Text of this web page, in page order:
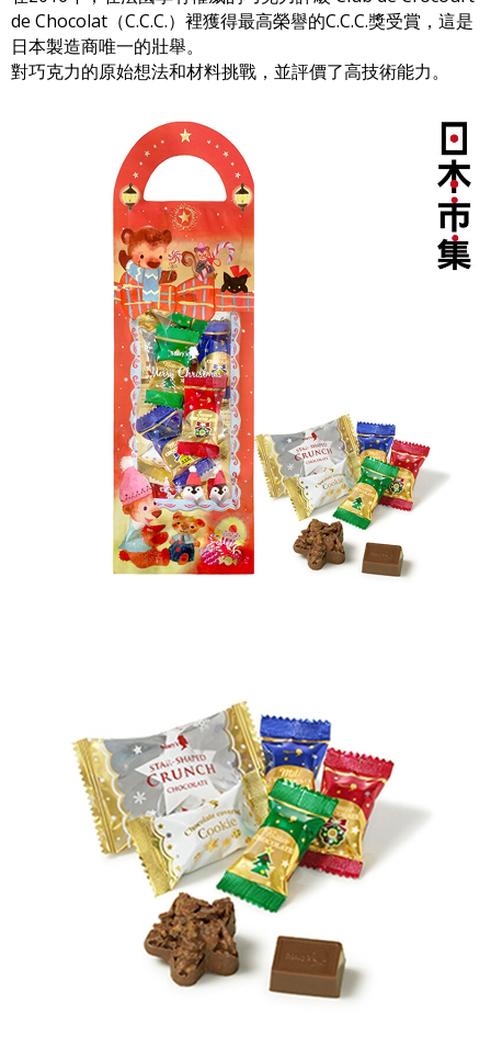
de Chocolat（C.C.C.）裡獲得最高榮譽的C.C.C.獎受賞，這是
日本製造商唯一的壯舉。
對巧克力的原始想法和材料挑戰，並評價了高技術能力。